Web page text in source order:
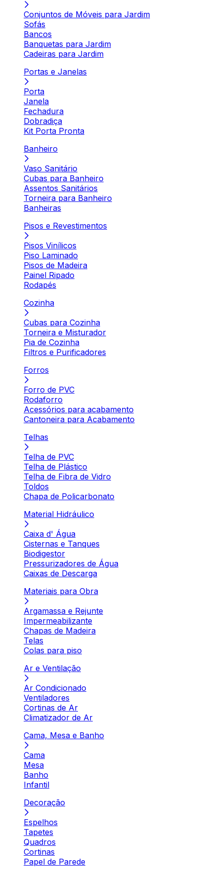
Conjuntos de Móveis para Jardim
Sofás
Bancos
Banquetas para Jardim
Cadeiras para Jardim
Portas e Janelas
Porta
Janela
Fechadura
Dobradiça
Kit Porta Pronta
Banheiro
Vaso Sanitário
Cubas para Banheiro
Assentos Sanitários
Torneira para Banheiro
Banheiras
Pisos e Revestimentos
Pisos Vinílicos
Piso Laminado
Pisos de Madeira
Painel Ripado
Rodapés
Cozinha
Cubas para Cozinha
Torneira e Misturador
Pia de Cozinha
Filtros e Purificadores
Forros
Forro de PVC
Rodaforro
Acessórios para acabamento
Cantoneira para Acabamento
Telhas
Telha de PVC
Telha de Plástico
Telha de Fibra de Vidro
Toldos
Chapa de Policarbonato
Material Hidráulico
Caixa d' Água
Cisternas e Tanques
Biodigestor
Pressurizadores de Água
Caixas de Descarga
Materiais para Obra
Argamassa e Rejunte
Impermeabilizante
Chapas de Madeira
Telas
Colas para piso
Ar e Ventilação
Ar Condicionado
Ventiladores
Cortinas de Ar
Climatizador de Ar
Cama, Mesa e Banho
Cama
Mesa
Banho
Infantil
Decoração
Espelhos
Tapetes
Quadros
Cortinas
Papel de Parede